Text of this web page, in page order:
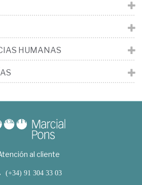
HUMANAS
al cliente
(+34) 91 304 33 03